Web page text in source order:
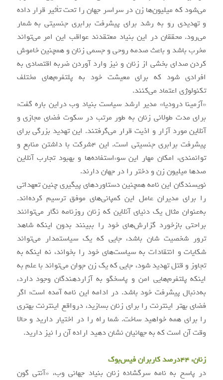
می‌شود که میلیون‌ها زن در سراسر جهان را تحت تأثیر قرار داده
و تهدیدی رو به رشد برای پیشرفت برابری جنسیتی به شمار
می‌رود. محققان در این بنیاد معتقدند عواقب این امر می‌تواند
مخرب باشد و باعث صدمه روحی و جسمی زنان و همچنین خاموش
کردن صدای بخشی از زنان و نیز وارد آوردن ضربه اقتصادی به
افرادی شود که برای معیشت خود به پلتفرم‌های مختلف
تکنولوژی اعتماد می‌کنند.
«آزمینا درودیا» مدیر ارشد سیاست بنیاد وب دراین باره گفت:
برای مدت طولانی زنان به طور مرتب در سکوت فضای مجازی و
آنلاین مورد آزار و اذیت قرار می‌گرفتند. این تهدید بزرگی برای
پیشرفت برابری جنسیتی است. این ۴شرکت با داشتن منابع و
توانمندی، امکان مهار این سوء‌استفاده‌ها و بهبود تجارب آنلاین
صدها میلیون زن و دختر را در جهان دارند.
نویسندگان این نامه همچنین دستاوردهای پیگیری چنین تعهداتی
را برای مدیران عامل این کمپانی‌های موفق ترسیم کرده‌اند.
به‌عنوان مثال یک دنیای آنلاین که زنان روزنامه نگار می‌توانند
براحتی بازخورد گزارش‌های خود را ببینند بدون اینکه شاهد
ترور شخصیت شان باشد، جایی که یک سیاستمدار می‌تواند
شکایات و انتقادات به سیاست‌های خود را بخواند، نه اینکه به
تجاوز و قتل تهدید شود، جایی که یک زن جوان می‌تواند با علم به
اینکه پلتفرم‌هایی امن و پاسخگو به آزاردهندگان وجود دارد،
به‌دنبال پیشرفت خود باشد. در ادامه این نامه آمده است: اگر
فضای بهتر اینترنت را برای زنان بسازید، درواقع اینترنت بهتری
را برای همه خواهید ساخت. شما راه را در اختیار دارید و حالا
وقت آن است که به جهانیان نشان دهید اراده آن را نیز دارید.
زنان، ۴۴درصد کاربران فیس‌بوک
در پاسخ به نامه سرگشاده زنان بنیاد جهانی وب، «آنتی گون